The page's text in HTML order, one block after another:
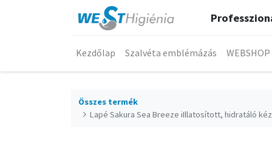
Kezdőlap Szalvéta emblémázás WEBSHOP
Összes termék
Lapé Sakura Sea Breeze iIllatosított, hidratáló